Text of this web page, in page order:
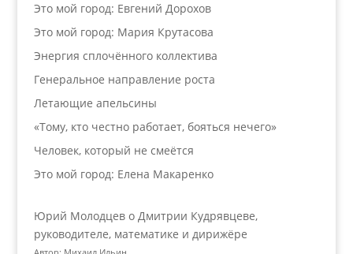
Это мой город: Евгений Дорохов
Это мой город: Мария Крутасова
Энергия сплочённого коллектива
Генеральное направление роста
Летающие апельсины
«Тому, кто честно работает, бояться нечего»
Человек, который не смеётся
Это мой город: Елена Макаренко
Юрий Молодцев о Дмитрии Кудрявцеве,
руководителе, математике и дирижёре